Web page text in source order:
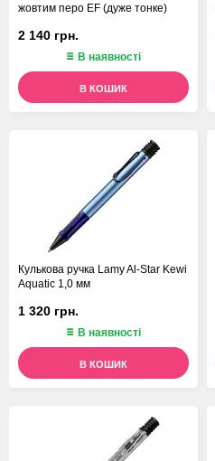
жовтим перо EF (дуже тонке)
2 140 грн.
В наявності
В КОШИК
Кулькова ручка Lamy Al-Star Kewi
Aquatic 1,0 мм
1 320 грн.
В наявності
В КОШИК